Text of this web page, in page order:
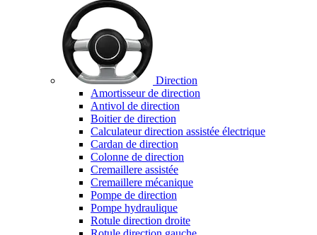
Direction
Amortisseur de direction
Antivol de direction
Boitier de direction
Calculateur direction assistée électrique
Cardan de direction
Colonne de direction
Cremaillere assistée
Cremaillere mécanique
Pompe de direction
Pompe hydraulique
Rotule direction droite